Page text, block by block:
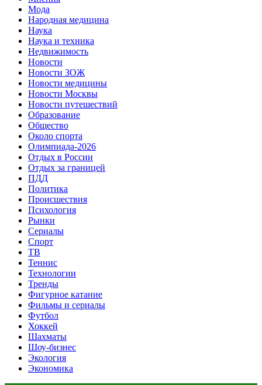
Мода
Народная медицина
Наука
Наука и техника
Недвижимость
Новости
Новости ЗОЖ
Новости медицины
Новости Москвы
Новости путешествий
Образование
Общество
Около спорта
Олимпиада-2026
Отдых в России
Отдых за границей
ПДД
Политика
Происшествия
Психология
Рынки
Сериалы
Спорт
ТВ
Теннис
Технологии
Тренды
Фигурное катание
Фильмы и сериалы
Футбол
Хоккей
Шахматы
Шоу-бизнес
Экология
Экономика